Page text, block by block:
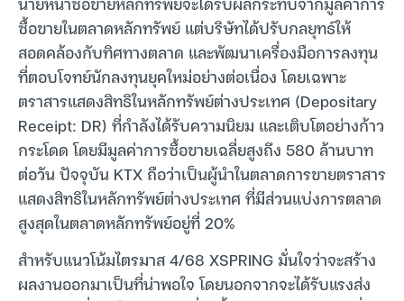
ซื้อขายในตลาดหลักทรัพย์ แต่บริษัทได้ปรับกลยุทธ์ให้
สอดคล้องกับทิศทางตลาด และพัฒนาเครื่องมือการลงทุน
ที่ตอบโจทย์นักลงทุนยุคใหม่อย่างต่อเนื่อง โดยเฉพาะ
ตราสารแสดงสิทธิในหลักทรัพย์ต่างประเทศ (Depositary
Receipt: DR) ที่กำลังได้รับความนิยม และเติบโตอย่างก้าว
กระโดด โดยมีมูลค่าการซื้อขายเฉลี่ยสูงถึง 580 ล้านบาท
ต่อวัน ปัจจุบัน KTX ถือว่าเป็นผู้นำในตลาดการขายตราสาร
แสดงสิทธิในหลักทรัพย์ต่างประเทศ ที่มีส่วนแบ่งการตลาด
สูงสุดในตลาดหลักทรัพย์อยู่ที่ 20%
สำหรับแนวโน้มไตรมาส 4/68 XSPRING มั่นใจว่าจะสร้าง
ผลงานออกมาเป็นที่น่าพอใจ โดยนอกจากจะได้รับแรงส่ง